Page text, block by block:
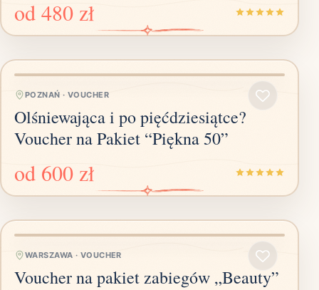
od 480 zł
POZNAŃ · VOUCHER
Olśniewająca i po pięćdziesiątce?
Voucher na Pakiet “Piękna 50”
od 600 zł
WARSZAWA · VOUCHER
Voucher na pakiet zabiegów „Beauty”